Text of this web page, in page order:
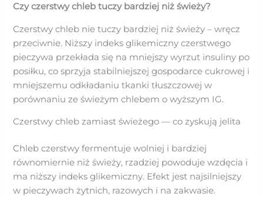
Czy czerstwy chleb tuczy bardziej niż świeży?
Czerstwy chleb nie tuczy bardziej niż świeży – wręcz
przeciwnie. Niższy indeks glikemiczny czerstwego
pieczywa przekłada się na mniejszy wyrzut insuliny po
posiłku, co sprzyja stabilniejszej gospodarce cukrowej i
mniejszemu odkładaniu tkanki tłuszczowej w
porównaniu ze świeżym chlebem o wyższym IG.
Czerstwy chleb zamiast świeżego — co zyskują jelita
Chleb czerstwy fermentuje wolniej i bardziej
równomiernie niż świeży, rzadziej powoduje wzdęcia i
ma niższy indeks glikemiczny. Efekt jest najsilniejszy
w pieczywach żytnich, razowych i na zakwasie.